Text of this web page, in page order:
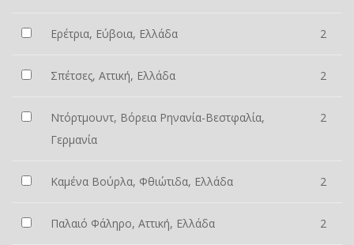
Ερέτρια, Εύβοια, Ελλάδα 2
Σπέτσες, Αττική, Ελλάδα 2
Ντόρτμουντ, Βόρεια Ρηνανία-Βεστφαλία,
Γερμανία
2
Καμένα Βούρλα, Φθιώτιδα, Ελλάδα 2
Παλαιό Φάληρο, Αττική, Ελλάδα 2